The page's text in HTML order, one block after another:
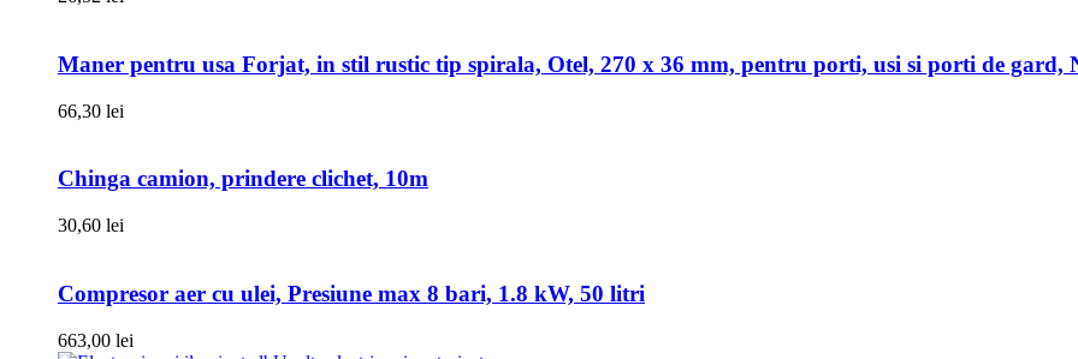
Maner pentru usa Forjat, in stil rustic tip spirala, Otel, 270 x 36 mm, pentru porti, usi si porti de gard,
66,30 lei
Chinga camion, prindere clichet, 10m
30,60 lei
Compresor aer cu ulei, Presiune max 8 bari, 1.8 kW, 50 litri
663,00 lei